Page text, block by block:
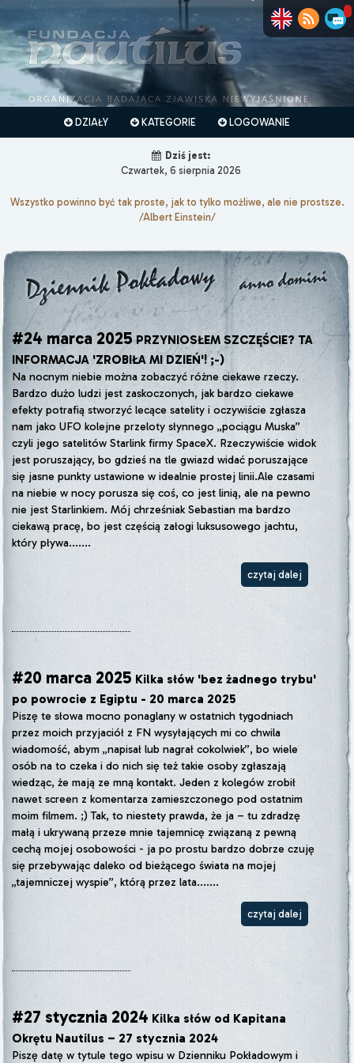
DZIAŁY KATEGORIE LOGOWANIE
Dziś jest:
Czwartek, 6 sierpnia 2026
Wszystko powinno być tak proste, jak to tylko możliwe, ale nie prostsze.
/Albert Einstein/
#24 marca 2025 PRZYNIOSŁEM SZCZĘŚCIE? TA
INFORMACJA 'ZROBIŁA MI DZIEŃ'! ;-)
Na nocnym niebie można zobaczyć różne ciekawe rzeczy.
Bardzo dużo ludzi jest zaskoczonych, jak bardzo ciekawe
efekty potrafią stworzyć lecące satelity i oczywiście zgłasza
nam jako UFO kolejne przeloty słynnego „pociągu Muska”
czyli jego satelitów Starlink firmy SpaceX. Rzeczywiście widok
jest poruszający, bo gdzieś na tle gwiazd widać poruszające
się jasne punkty ustawione w idealnie prostej linii.Ale czasami
na niebie w nocy porusza się coś, co jest linią, ale na pewno
nie jest Starlinkiem. Mój chrześniak Sebastian ma bardzo
ciekawą pracę, bo jest częścią załogi luksusowego jachtu,
który pływa.......
czytaj dalej
#20 marca 2025 Kilka słów 'bez żadnego trybu'
po powrocie z Egiptu - 20 marca 2025
Piszę te słowa mocno ponaglany w ostatnich tygodniach
przez moich przyjaciół z FN wysyłających mi co chwila
wiadomość, abym „napisał lub nagrał cokolwiek”, bo wiele
osób na to czeka i do nich się też takie osoby zgłaszają
wiedząc, że mają ze mną kontakt. Jeden z kolegów zrobił
nawet screen z komentarza zamieszczonego pod ostatnim
moim filmem. ;) Tak, to niestety prawda, że ja – tu zdradzę
małą i ukrywaną przeze mnie tajemnicę związaną z pewną
cechą mojej osobowości - ja po prostu bardzo dobrze czuję
się przebywając daleko od bieżącego świata na mojej
„tajemniczej wyspie”, którą przez lata.......
czytaj dalej
#27 stycznia 2024 Kilka słów od Kapitana
Okrętu Nautilus – 27 stycznia 2024
Piszę datę w tytule tego wpisu w Dzienniku Pokładowym i